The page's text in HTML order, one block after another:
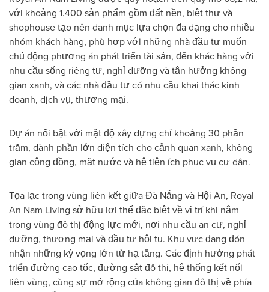
với khoảng 1.400 sản phẩm gồm đất nền, biệt thự và
shophouse tạo nên danh mục lựa chọn đa dạng cho nhiều
nhóm khách hàng, phù hợp với những nhà đầu tư muốn
chủ động phương án phát triển tài sản, đến khác hàng với
nhu cầu sống riêng tư, nghỉ dưỡng và tận hưởng không
gian xanh, và các nhà đầu tư có nhu cầu khai thác kinh
doanh, dịch vụ, thương mại.
Dự án nổi bật với mật độ xây dựng chỉ khoảng 30 phần
trăm, dành phần lớn diện tích cho cảnh quan xanh, không
gian cộng đồng, mặt nước và hệ tiện ích phục vụ cư dân.
Tọa lạc trong vùng liên kết giữa Đà Nẵng và Hội An, Royal
An Nam Living sở hữu lợi thế đặc biệt về vị trí khi nằm
trong vùng đô thị động lực mới, nơi nhu cầu an cư, nghỉ
dưỡng, thương mại và đầu tư hội tụ. Khu vực đang đón
nhận những kỳ vọng lớn từ hạ tầng. Các định hướng phát
triển đường cao tốc, đường sắt đô thị, hệ thống kết nối
liên vùng, cùng sự mở rộng của không gian đô thị về phía